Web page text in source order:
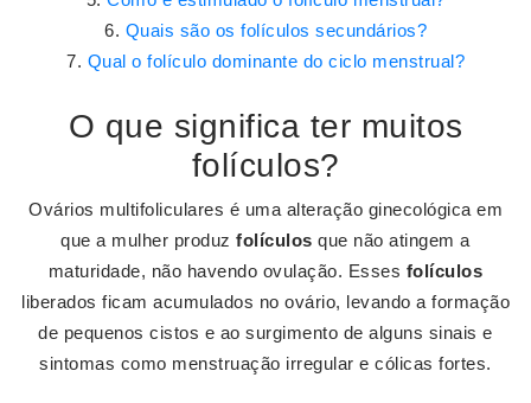
Quais são os folículos secundários?
Qual o folículo dominante do ciclo menstrual?
O que significa ter muitos
folículos?
Ovários multifoliculares é uma alteração ginecológica em
que a mulher produzfolículos que não atingem a
maturidade, não havendo ovulação. Esses folículos
liberados ficam acumulados no ovário, levando a formação
de pequenos cistos e ao surgimento de alguns sinais e
sintomas como menstruação irregular e cólicas fortes.